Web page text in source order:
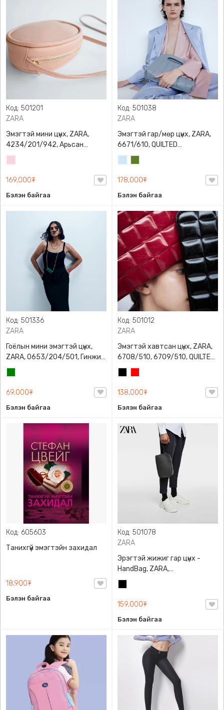
Код: 501201
ZARA
Эмэгтэй мини цүнх, ZARA,
4234/201/942, Арьсан
материалтай, LIMITED EDITION
OVAL LEATHER HANDBAG TRF
169,000₮
Бэлэн байгаа
Код: 501038
ZARA
Эмэгтэй гар/мөр цүнх, ZARA,
6671/610, QUILTED
CROSSBODY BAG WITH HANDLE
178,000₮
Бэлэн байгаа
Код: 501336
ZARA
Гоёлын мини эмэгтэй цүнх,
ZARA, 0653/204/501, Гинжин
оосортой, Дотроо тольтой
69,000₮
Бэлэн байгаа
Код: 501012
ZARA
Эмэгтэй хавтсан цүнх, ZARA,
6708/510, 6709/510, QUILTED
CLUTCH BAGDETAILS, Лакан,
Гинжин оосортой
138,000₮
Бэлэн байгаа
Код: 605603
Танихгүй эмэгтэйн захидал
18,900₮
Бэлэн байгаа
Код: 501078
ZARA
Эрэгтэй жижиг гар цүнх -
HandBag, ZARA,
3720/005/040, PU арьс
159,000₮
Бэлэн байгаа